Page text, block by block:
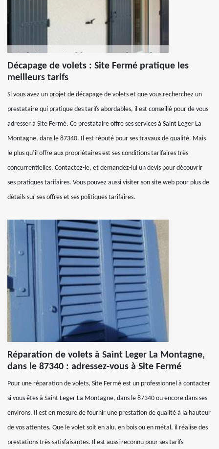
Décapage de volets : Site Fermé pratique les
meilleurs tarifs
Si vous avez un projet de décapage de volets et que vous recherchez un
prestataire qui pratique des tarifs abordables, il est conseillé pour de vous
adresser à Site Fermé. Ce prestataire offre ses services à Saint Leger La
Montagne, dans le 87340. Il est réputé pour ses travaux de qualité. Mais
le plus qu’il offre aux propriétaires est ses conditions tarifaires très
concurrentielles. Contactez-le, et demandez-lui un devis pour découvrir
ses pratiques tarifaires. Vous pouvez aussi visiter son site web pour plus de
détails sur ses offres et ses politiques tarifaires.
Réparation de volets à Saint Leger La Montagne,
dans le 87340 : adressez-vous à Site Fermé
Pour une réparation de volets, Site Fermé est un professionnel à contacter
si vous êtes à Saint Leger La Montagne, dans le 87340 ou encore dans ses
environs. Il est en mesure de fournir une prestation de qualité à la hauteur
de vos attentes. Que le volet soit en alu, en bois ou en métal, il réalise des
prestations très satisfaisantes. Il est aussi reconnu pour ses tarifs